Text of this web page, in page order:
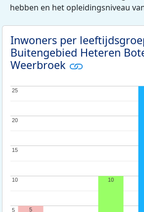
hebben en het opleidingsniveau
Inwoners per
Buitengebied Heteren
Weerbroek
5
5
10
10
15
15
20
20
25
25
5
10